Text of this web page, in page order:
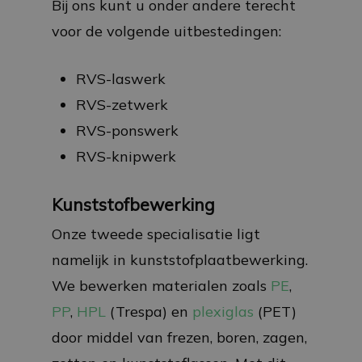
Bij ons kunt u onder andere terecht
voor de volgende uitbestedingen:
RVS-laswerk
RVS-zetwerk
RVS-ponswerk
RVS-knipwerk
Kunststofbewerking
Onze tweede specialisatie ligt
namelijk in kunststofplaatbewerking.
We bewerken materialen zoals PE,
PP, HPL (Trespa) en plexiglas (PET)
door middel van frezen, boren, zagen,